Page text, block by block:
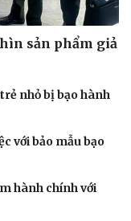
sản phẩm giả
nhỏ bị bạo hành
với bảo mẫu bạo
hành chính với